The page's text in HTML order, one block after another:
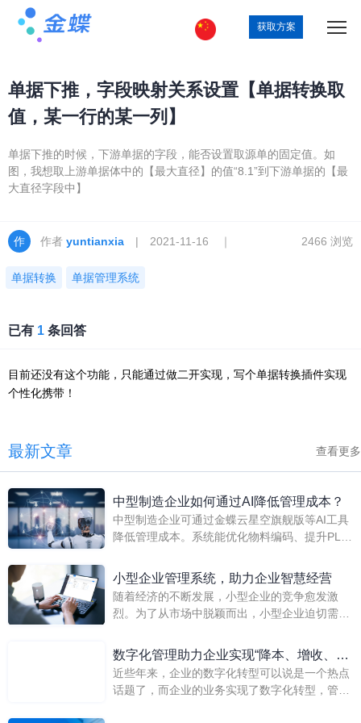
获取方案
单据下推，字段映射关系设置【单据转换取
值，某一行的某一列】
单据下推的时候，下游单据的字段，能否设置取源单的固定值。如
图，我想取上游单据体中的【最大直径】的值“8.1”到下游单据的【最
大直径字段中】
作者 yuntianxia | 2021-11-16 ｜
单据转换 单据管理系统
2466 浏览
已有 1 条回答
目前还没有这个功能，只能通过做二开实现，写个单据转换插件实现
个性化携带！
最新文章 查看更多
中型制造企业如何通过AI降低管理成本？
中型制造企业可通过金蝶云星空旗舰版等AI工具
降低管理成本。系统能优化物料编码、提升PLM
智能体可自动化合同处理，减少人工干预，从而
提升整体运营效率并控制成本。
小型企业管理系统，助力企业智慧经营
随着经济的不断发展，小型企业的竞争愈发激
烈。为了从市场中脱颖而出，小型企业迫切需要
长远发展。
数字化管理助力企业实现“降本、增收、提
效”
近些年来，企业的数字化转型可以说是一个热点
话题了，而企业的业务实现了数字化转型，管理